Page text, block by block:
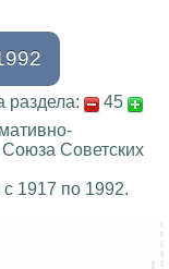
раздела:
45
Советских
1917 по 1992.